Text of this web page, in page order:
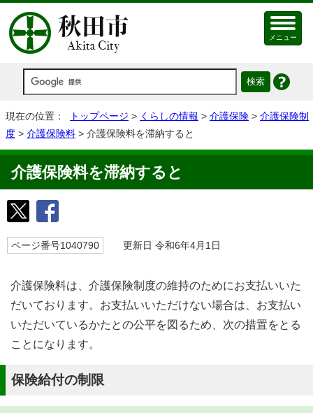
メニュー
現在の位置： トップページ > くらしの情報 > 介護保険 > 介護保険制
度 > 介護保険料 > 介護保険料を滞納すると
介護保険料を滞納すると
ページ番号1040790 更新日 令和6年4月1日
介護保険料は、介護保険制度の維持のためにお支払いいた
だいております。お支払いいただけない場合は、お支払い
いただいているかたとの公平を図るため、次の措置をとる
ことになります。
保険給付の制限